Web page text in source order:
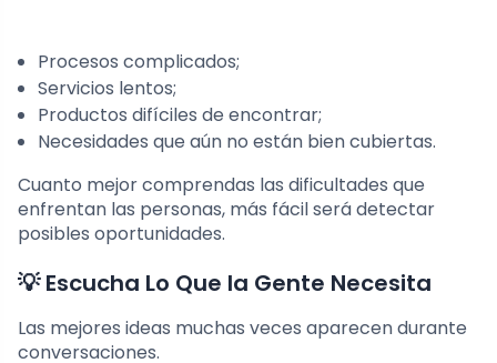
Procesos complicados;
Servicios lentos;
Productos difíciles de encontrar;
Necesidades que aún no están bien cubiertas.
Cuanto mejor comprendas las dificultades que
enfrentan las personas, más fácil será detectar
posibles oportunidades.
💡 Escucha Lo Que la Gente Necesita
Las mejores ideas muchas veces aparecen durante
conversaciones.